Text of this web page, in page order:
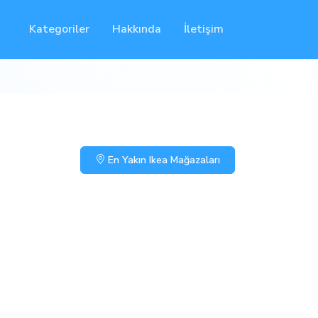
Kategoriler Hakkında İletişim
En Yakın Ikea Mağazaları